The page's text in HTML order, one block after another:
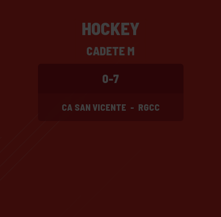
HOCKEY
CADETE M
0-7
CA SAN VICENTE - RGCC